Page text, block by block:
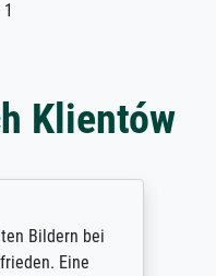
Klientów
Die Ausführung
gedauert, die